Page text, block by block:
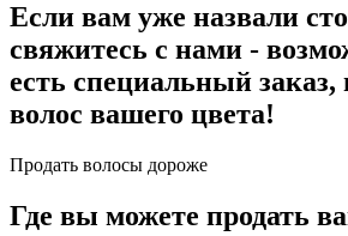
Если вам уже назвали
свяжитесь с нами -
есть специальный
волос вашего цвета!
Продать волосы дороже
Где вы можете продать